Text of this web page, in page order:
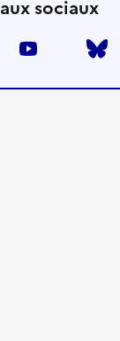
sociaux
youtube